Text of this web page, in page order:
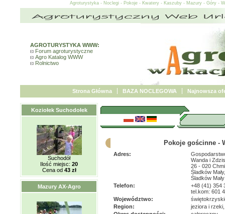
Agroturystyka - Noclegi - Pokoje - Kwatery - Kaszuby - Mazury - Góry -
AGROTURYSTYKA WWW:
Forum agroturystyczne
Agro Katalog WWW
Rolnictwo
Strona Główna BAZA NOCLEGOWA Najnowsza
Koziołek Suchodołek
Suchodół
Ilość miejsc: 20
Cena od 43 zł
Mazury AX-Agro
Pokoje gościnne -
Adres:
Wanda i
26 - 020
Śladków
Śladków Mały
Telefon:
+48 (41) 354
tel.kom: 601
Województwo:
Region:
jeziora i